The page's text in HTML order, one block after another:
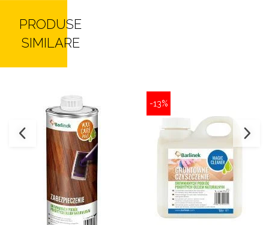
PRODUSE
SIMILARE
-13%